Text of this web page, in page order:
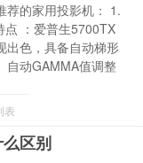
荐的家用投影机： 1.
点 ：爱普生5700TX
出色，具备自动梯形
自动GAMMA值调整
表
区别